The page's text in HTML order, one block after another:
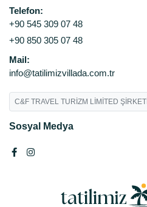
Telefon:
+90 545 309 07 48
+90 850 305 07 48
Mail:
info@tatilimizvillada.com.tr
C&F TRAVEL TURİZM LİMİTED ŞİRKETİ
Sosyal Medya